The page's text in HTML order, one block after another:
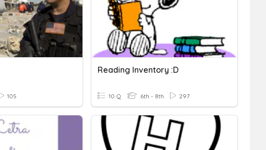
105
Reading Inventory :D
10 Q 6th - 8th 297